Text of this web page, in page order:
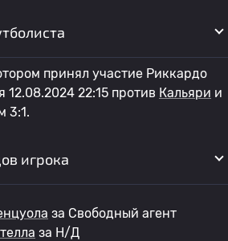
принял участие Риккардо
12.08.2024 22:15 против Кальяри и
3:1.
игрока
за Свободный агент
за Н/Д